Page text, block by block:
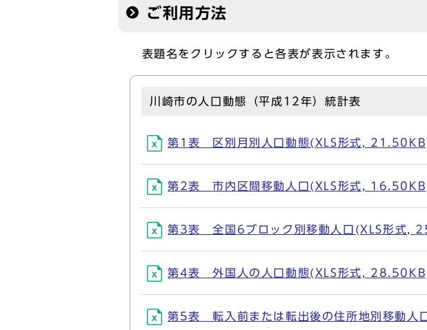
ご利用方法
表題名をクリックすると各表が表示されます。
川崎市の人口動態（平成12年）統計表
第1表 区別月別人口動態(XLS形式,
第2表 市内区間移動人口(XLS形式,
第3表 全国6ブロック別移動人口(XLS形式,
第4表 外国人の人口動態(XLS形式,
第5表 転入前または転出後の住所地別移動